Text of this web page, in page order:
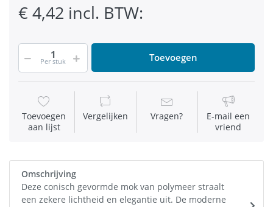
€ 4,42 incl. BTW:
Per stuk Toevoegen
Toevoegen
aan lijst
Vergelijken Vragen?
E-mail een
vriend
Omschrijving
Deze conisch gevormde mok van polymeer straalt
een zekere lichtheid en elegantie uit. De moderne